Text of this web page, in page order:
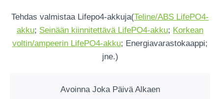
Tehdas valmistaa Lifepo4-akkuja(Teline/ABS LifePO4-
akku; Seinään kiinnitettävä LifePO4-akku; Korkean
voltin/ampeerin LifePO4-akku; Energiavarastokaappi;
jne.)
Avoinna Joka Päivä Alkaen